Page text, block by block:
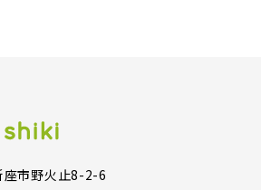
市野火止8-2-6